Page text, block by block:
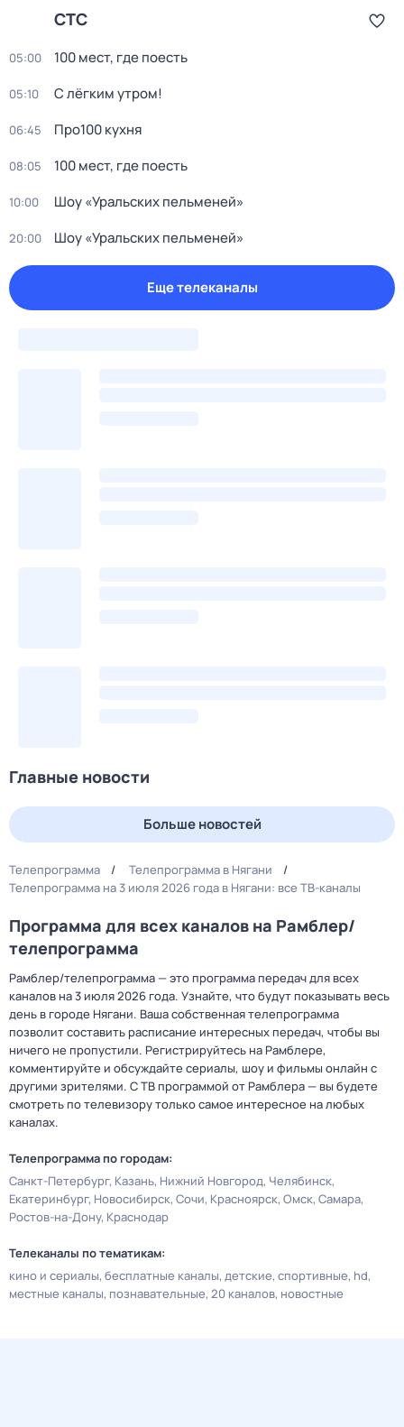
СТС
05:00 100 мест, где поесть
05:10 С лёгким утром!
06:45 Про100 кухня
08:05 100 мест, где поесть
10:00 Шоу «Уральских пельменей»
20:00 Шоу «Уральских пельменей»
Еще телеканалы
Главные новости
Больше новостей
Телепрограмма
Телепрограмма в Нягани
Телепрограмма на 3 июля 2026 года в Нягани: все ТВ-каналы
Программа для всех каналов на Рамблер/
телепрограмма
Рамблер/телепрограмма — это программа передач для всех
каналов на 3 июля 2026 года. Узнайте, что будут показывать весь
день в городе Нягани. Ваша собственная телепрограмма
позволит составить расписание интересных передач, чтобы вы
ничего не пропустили. Регистрируйтесь на Рамблере,
комментируйте и обсуждайте сериалы, шоу и фильмы онлайн с
другими зрителями. С ТВ программой от Рамблера — вы будете
смотреть по телевизору только самое интересное на любых
каналах.
Телепрограмма по городам:
Санкт-Петербург Казань Нижний Новгород Челябинск
Екатеринбург Новосибирск Сочи Красноярск Омск Самара
Ростов-на-Дону Краснодар
Телеканалы по тематикам:
кино и сериалы бесплатные каналы детские спортивные hd
местные каналы познавательные 20 каналов новостные